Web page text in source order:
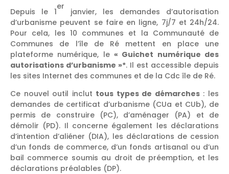
Depuis le 1
er
janvier, les demandes d’autorisation
d’urbanisme peuvent se faire en ligne, 7j/7 et 24h/24.
Pour cela, les 10 communes et la Communauté de
Communes de l’île de Ré mettent en place une
plateforme numérique, le « Guichet numérique des
autorisations d’urbanisme »*. Il est accessible depuis
les sites Internet des communes et de la Cdc île de Ré.
Ce nouvel outil inclut tous types de démarches: les
demandes de certificat d’urbanisme (CUa et CUb), de
permis de construire (PC), d’aménager (PA) et de
démolir (PD). Il concerne également les déclarations
d’intention d’aliéner (DIA), les déclarations de cession
d’un fonds de commerce, d’un fonds artisanal ou d’un
bail commerce soumis au droit de préemption, et les
déclarations préalables (DP).